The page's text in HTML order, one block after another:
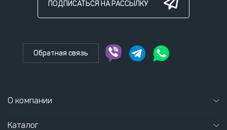
ПОДПИСАТЬСЯ НА РАССЫЛКУ
Обратная связь
О компании
Каталог